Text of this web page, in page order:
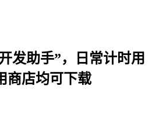
发助手”，日常计时用
商店均可下载